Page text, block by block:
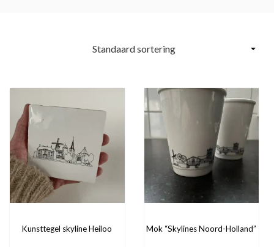
Kunsttegel skyline Heiloo Mok “Skylines Noord-Holland”